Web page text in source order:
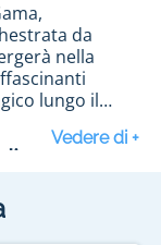
da
nella
lungo il
modernità
flotta MSC